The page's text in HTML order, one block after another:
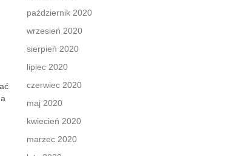
październik 2020
wrzesień 2020
sierpień 2020
lipiec 2020
czerwiec 2020
maj 2020
kwiecień 2020
marzec 2020